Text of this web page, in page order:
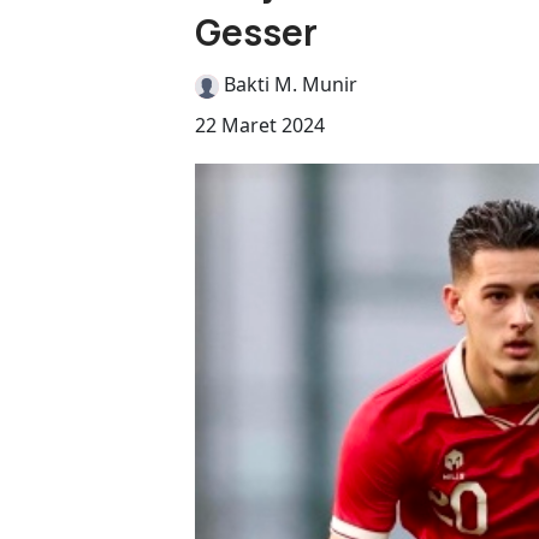
Gesser
Bakti M. Munir
22 Maret 2024